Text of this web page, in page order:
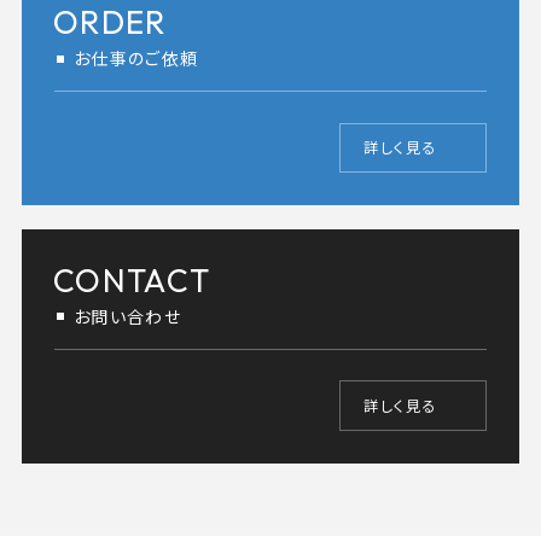
ORDER
お仕事のご依頼
詳しく見る
CONTACT
お問い合わせ
詳しく見る